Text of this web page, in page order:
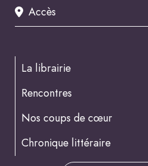
Accès
La librairie
Rencontres
Nos coups de cœur
Chronique littéraire